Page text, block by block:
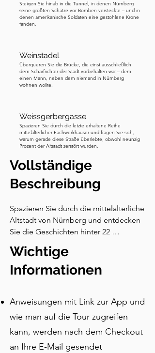
Steigen Sie hinab in die Tunnel, in denen Nürnberg
seine größten Schätze vor Bomben versteckte – und in
denen amerikanische Soldaten eine gestohlene Krone
fanden.
Weinstadel
Überqueren Sie die Brücke, die einst ausschließlich
dem Scharfrichter der Stadt vorbehalten war – dem
einen Mann, neben dem niemand in Nürnberg
wohnen wollte.
Weissgerbergasse
Spazieren Sie durch die letzte erhaltene Reihe
mittelalterlicher Fachwerkhäuser und fragen Sie sich,
warum gerade diese Straße überlebte, obwohl neunzig
Prozent der Altstadt zerstört wurden.
Vollständige
Beschreibung
Spazieren Sie durch die mittelalterliche
Altstadt von Nürnberg und entdecken
Sie die Geschichten hinter 22
Reich, Kunst, Glauben und Konflikten
umfassen. Von der Kirche, in der die
Reformation Fuß fasste, bis zu den
unbezahlbare Schätze vor den
Bombenangriffen der Alliierten
versteckten, ermöglicht Ihnen diese
selbstgeführte Audiotour, mit erzählten
Geschichten, Karten und Fotos in
Wichtige
Informationen
Anweisungen mit Link zur App und
wie man auf die Tour zugreifen
kann, werden nach dem Checkout
an Ihre E-Mail gesendet